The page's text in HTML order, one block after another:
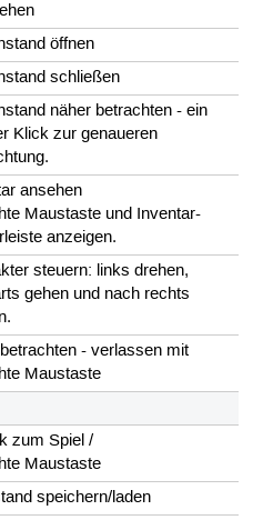
öffnen
schließen
näher betrachten - ein
Klick zur genaueren
ansehen
und Inventar-
anzeigen.
steuern: links drehen,
gehen und nach rechts
- verlassen mit
zum Spiel /
speichern/laden